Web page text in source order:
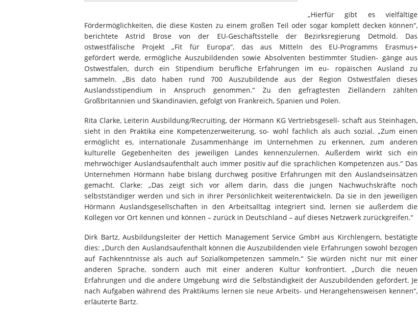
„Hierfür gibt es vielfältige
Fördermöglichkeiten, die diese Kosten zu einem großen Teil oder sogar komplett decken können“,
berichtete Astrid Brose von der EU-Geschäftsstelle der Bezirksregierung Detmold. Das
ostwestfälische Projekt „Fit für Europa“, das aus Mitteln des EU-Programms Erasmus+
gefördert werde, ermögliche Auszubildenden sowie Absolventen bestimmter Studien- gänge aus
Ostwestfalen, durch ein Stipendium berufliche Erfahrungen im eu- ropäischen Ausland zu
sammeln. „Bis dato haben rund 700 Auszubildende aus der Region Ostwestfalen dieses
Auslandsstipendium in Anspruch genommen.“ Zu den gefragtesten Zielländern zählten
Großbritannien und Skandinavien, gefolgt von Frankreich, Spanien und Polen.
Rita Clarke, Leiterin Ausbildung/Recruiting, der Hörmann KG Vertriebsgesell- schaft aus Steinhagen,
sieht in den Praktika eine Kompetenzerweiterung, so- wohl fachlich als auch sozial. „Zum einen
ermöglicht es, internationale Zusammenhänge im Unternehmen zu erkennen, zum anderen
kulturelle Gegebenheiten des jeweiligen Landes kennenzulernen. Außerdem wirkt sich ein
mehrwöchiger Auslandsaufenthalt auch immer positiv auf die sprachlichen Kompetenzen aus.“ Das
Unternehmen Hörmann habe bislang durchweg positive Erfahrungen mit den Auslandseinsätzen
gemacht. Clarke: „Das zeigt sich vor allem darin, dass die jungen Nachwuchskräfte noch
selbstständiger werden und sich in ihrer Persönlichkeit weiterentwickeln. Da sie in den jeweiligen
Hörmann Auslandsgesellschaften in den Arbeitsalltag integriert sind, lernen sie außerdem die
Kollegen vor Ort kennen und können – zurück in Deutschland – auf dieses Netzwerk zurückgreifen.“
Dirk Bartz, Ausbildungsleiter der Hettich Management Service GmbH aus Kirchlengern, bestätigte
dies: „Durch den Auslandsaufenthalt können die Auszubildenden viele Erfahrungen sowohl bezogen
auf Fachkenntnisse als auch auf Sozialkompetenzen sammeln.“ Sie würden nicht nur mit einer
anderen Sprache, sondern auch mit einer anderen Kultur konfrontiert. „Durch die neuen
Erfahrungen und die andere Umgebung wird die Selbständigkeit der Auszubildenden gefördert. Je
nach Aufgaben während des Praktikums lernen sie neue Arbeits- und Herangehensweisen kennen“,
erläuterte Bartz.